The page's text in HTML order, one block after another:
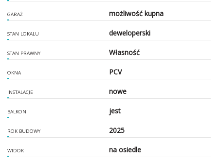
GARAŻ możliwość kupna
STAN LOKALU deweloperski
STAN PRAWNY Własność
OKNA PCV
INSTALACJE nowe
BALKON jest
ROK BUDOWY 2025
WIDOK na osiedle